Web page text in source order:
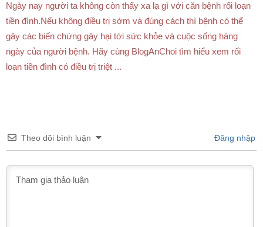
Ngày nay người ta không còn thấy xa lạ gì với căn bệnh rối loạn
tiền đình.Nếu không điều trị sớm và đúng cách thì bệnh có thể
gây các biến chứng gây hại tới sức khỏe và cuộc sống hàng
ngày của người bệnh. Hãy cùng BlogAnChoi tìm hiểu xem rối
loạn tiền đình có điều trị triệt ...
Theo dõi bình luận Đăng nhập